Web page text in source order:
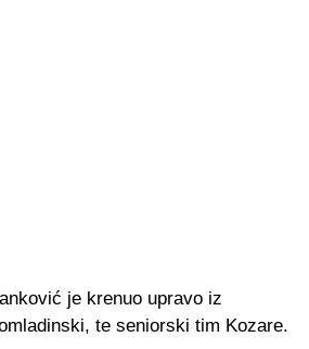
je krenuo upravo iz
te seniorski tim Kozare.